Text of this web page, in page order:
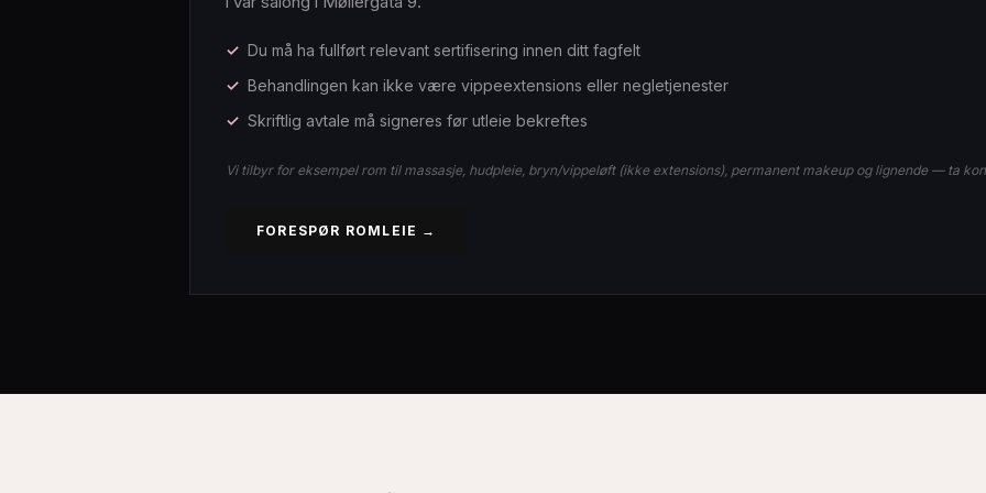
Du må ha fullført relevant sertifisering innen ditt fagfelt
Behandlingen kan ikke være vippeextensions eller negletjenester
Skriftlig avtale må signeres før utleie bekreftes
Vi tilbyr for eksempel rom til massasje, hudpleie, bryn/vippeløft (ikke extensions), permanent makeup og lignende — ta
FORESPØR ROMLEIE →